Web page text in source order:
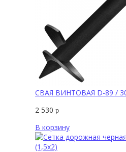
СВАЯ ВИНТОВАЯ D-89 /
2 530 р
В корзину